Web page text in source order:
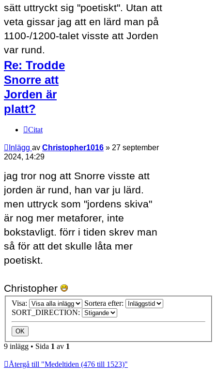
sätt uttryckt sig "poetiskt". Utan att
veta gissar jag att en lärd man på
1100-/1200-talet visste att Jorden
var rund.
Re: Trodde
Snorre att
Jorden är
platt?
Citat
Inlägg av Christopher1016 » 27 september
2024, 14:29
jag tror nog att Snorre visste att
jorden är rund, han var ju lärd.
men uttryck som "jordens skiva"
är nog mer metaforer, inte
bokstavligt. förr i tiden skrev man
så för att det skulle låta mer
poetiskt.
Christopher
Visa:
Sortera efter:
SORT_DIRECTION:
9 inlägg • Sida 1 av 1
Återgå till "Medeltiden (476 till 1523)"